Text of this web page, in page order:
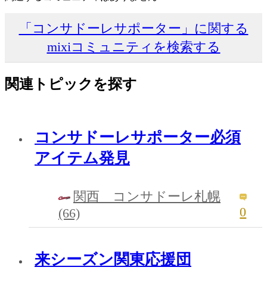
「コンサドーレサポーター」に関する
mixiコミュニティを検索する
関連トピックを探す
コンサドーレサポーター必須
アイテム発見
関西 コンサドーレ札幌
(66)
0
来シーズン関東応援団